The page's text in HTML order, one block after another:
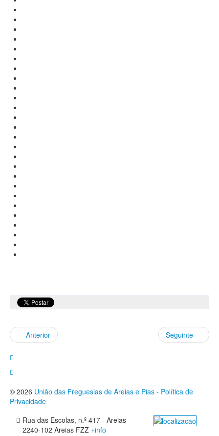
Anterior Seguinte
© 2026 União das Freguesias de Areias e Pias - Política de
Privacidade
Rua das Escolas, n.º 417 - Areias
2240-102 Areias FZZ +info